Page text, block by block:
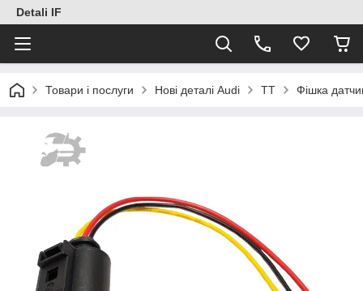
Detali IF
Товари і послуги Нові деталі Audi TT Фішка